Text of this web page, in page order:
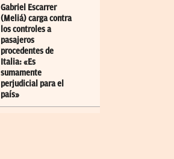
Gabriel Escarrer
(Meliá) carga contra
los controles a
pasajeros
procedentes de
Italia: «Es
sumamente
perjudicial para el
país»